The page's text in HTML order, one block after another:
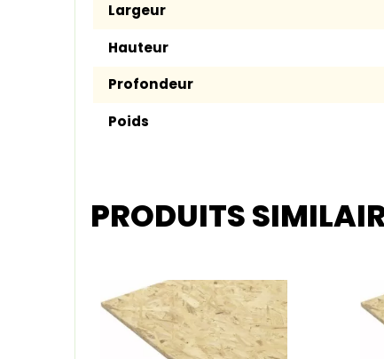
Largeur
Hauteur
Profondeur
Poids
PRODUITS